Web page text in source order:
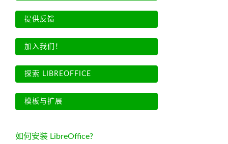
提供反馈
加入我们！
探索 LIBREOFFICE
模板与扩展
如何安装 LibreOffice?